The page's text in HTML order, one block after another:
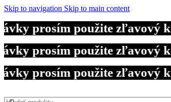
Skip to navigation Skip to main content
použite zľavový kód
použite zľavový kód
použite zľavový kód